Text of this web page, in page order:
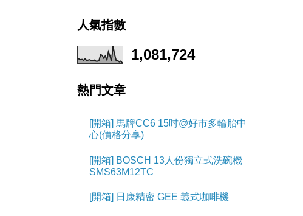
人氣指數
1,081,724
熱門文章
[開箱] 馬牌CC6 15吋@好市多輪胎中
心(價格分享)
[開箱] BOSCH 13人份獨立式洗碗機
SMS63M12TC
[開箱] 日康精密 GEE 義式咖啡機